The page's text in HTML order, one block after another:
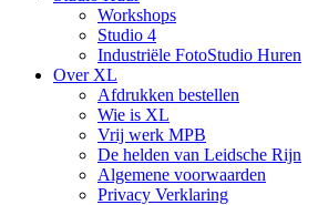
Workshops
Studio 4
Industriële FotoStudio Huren
Over XL
Afdrukken bestellen
Wie is XL
Vrij werk MPB
De helden van Leidsche Rijn
Algemene voorwaarden
Privacy Verklaring